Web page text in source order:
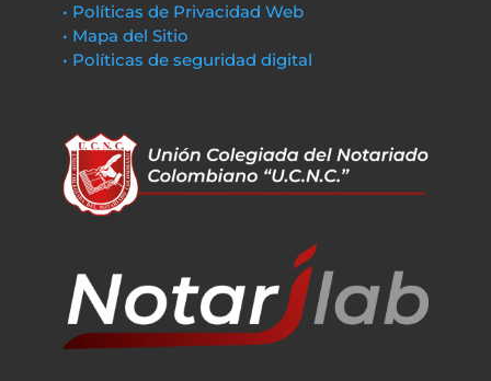
• Políticas de Privacidad Web
• Mapa del Sitio
• Políticas de seguridad digital